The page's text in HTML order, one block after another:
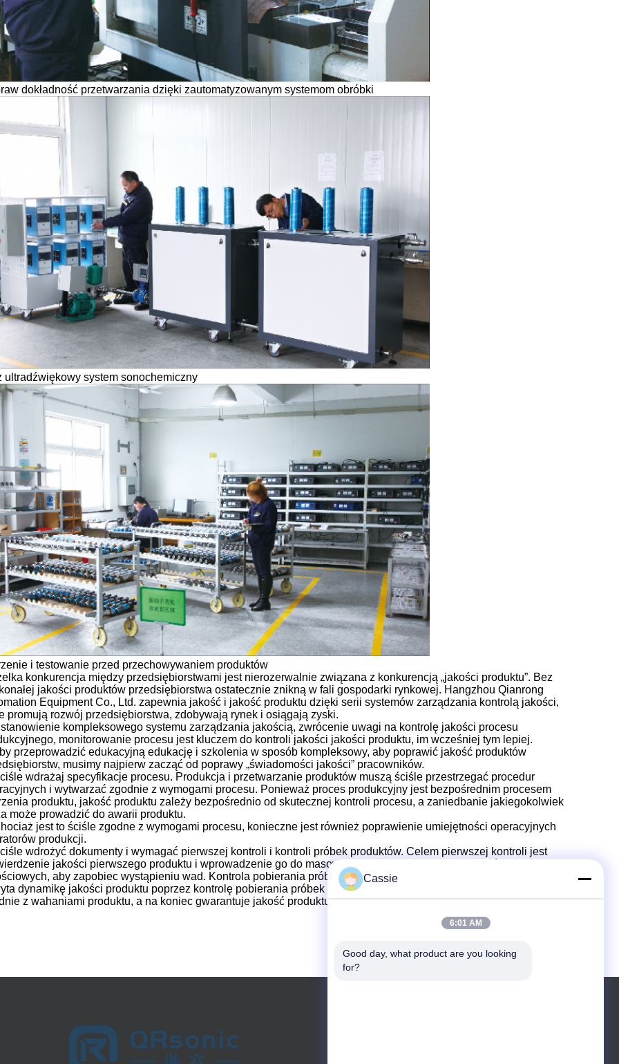
dokładność przetwarzania dzięki zautomatyzowanym systemom obróbki
ultradźwiękowy system sonochemiczny
i testowanie przed przechowywaniem produktów
konkurencja między przedsiębiorstwami jest nierozerwalnie związana z konkurencją „jakości produktu”. Bez
jakości produktów przedsiębiorstwa ostatecznie znikną w fali gospodarki rynkowej. Hangzhou Qianrong
Equipment Co., Ltd. zapewnia jakość i jakość produktu dzięki serii systemów zarządzania kontrolą jakości,
promują rozwój przedsiębiorstwa, zdobywają rynek i osiągają zyski.
kompleksowego systemu zarządzania jakością, zwrócenie uwagi na kontrolę jakości procesu
monitorowanie procesu jest kluczem do kontroli jakości jakości produktu, im wcześniej tym lepiej.
przeprowadzić edukacyjną edukację i szkolenia w sposób kompleksowy, aby poprawić jakość produktów
musimy najpierw zacząć od poprawy „świadomości jakości” pracowników.
wdrażaj specyfikacje procesu. Produkcja i przetwarzanie produktów muszą ściśle przestrzegać procedur
i wytwarzać zgodnie z wymogami procesu. Ponieważ proces produkcyjny jest bezpośrednim procesem
produktu, jakość produktu zależy bezpośrednio od skutecznej kontroli procesu, a zaniedbanie jakiegokolwiek
może prowadzić do awarii produktu.
jest to ściśle zgodne z wymogami procesu, konieczne jest również poprawienie umiejętności operacyjnych
produkcji.
wdrożyć dokumenty i wymagać pierwszej kontroli i kontroli próbek produktów. Celem pierwszej kontroli jest
jakości pierwszego produktu i wprowadzenie go do masowej produkcji bez nieprawidłowości
aby zapobiec wystąpieniu wad. Kontrola pobierania próbek określa stabilność procesu, dodatkowo
dynamikę jakości produktu poprzez kontrolę pobierania próbek i odpowiednio dostosowuje proces produkcji
z wahaniami produktu, a na koniec gwarantuje jakość produktu.
Cassie
6:01 AM
Good day, what product are you looking
for?